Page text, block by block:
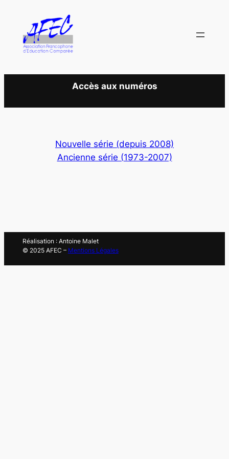
contenu
Accès aux numéros
Nouvelle série (depuis 2008)
Ancienne série (1973-2007)
Réalisation : Antoine Malet
© 2025 AFEC – Mentions Légales